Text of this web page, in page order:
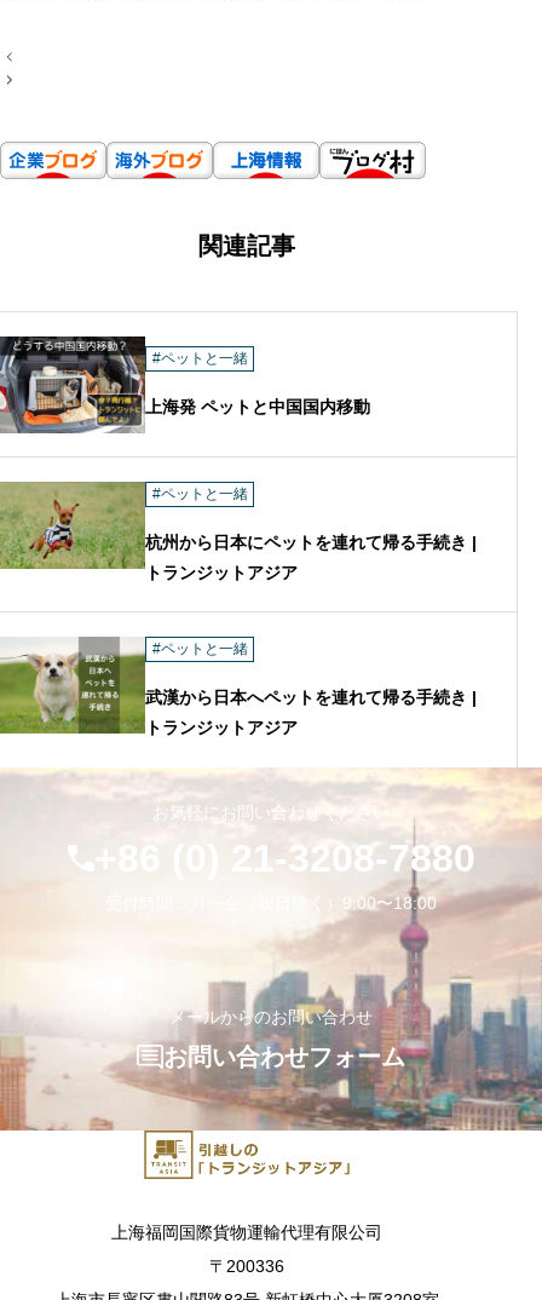
投
稿
ー
シ
関連記事
#ペットと一緒
上海発 ペットと中国国内移動
#ペットと一緒
杭州から日本にペットを連れて帰る手続き |
トランジットアジア
#ペットと一緒
武漢から日本へペットを連れて帰る手続き |
トランジットアジア
お気軽にお問い合わせください
+86 (0) 21-3208-7880
受付時間：月〜金（祝日除く）9:00〜18:00
メールからのお問い合わせ
お問い合わせフォーム
上海福岡国際貨物運輸代理有限公司
〒200336